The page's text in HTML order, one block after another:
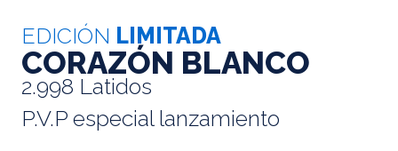
EDICIÓN LIMITADA
CORAZÓN BLANCO
2.998 Latidos
P.V.P especial lanzamiento